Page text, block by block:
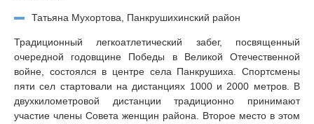
Татьяна Мухортова, Панкрушихинский район
Традиционный легкоатлетический забег, посвященный
очередной годовщине Победы в Великой Отечественной
войне, состоялся в центре села Панкрушиха. Спортсмены
пяти сел стартовали на дистанциях 1000 и 2000 метров. В
двухкилометровой дистанции традиционно принимают
участие члены Совета женщин района. Второе место в этом